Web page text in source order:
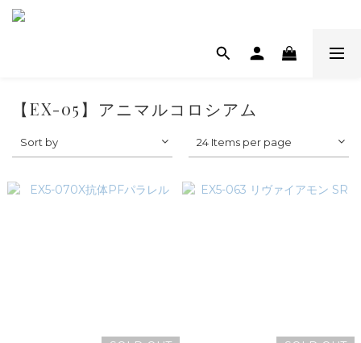
【EX-05】アニマルコロシアム
Sort by 24 Items per page